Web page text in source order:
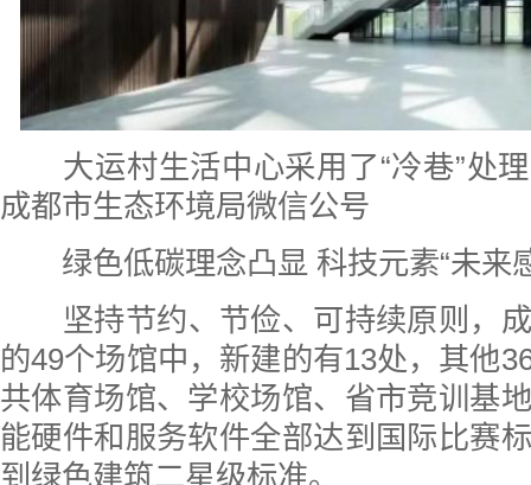
大运村生活中心采用了“冷巷”处
成都市生态环境局微信公号
绿色低碳理念凸显 科技元素“未来
坚持节约、节俭、可持续原则，
的49个场馆中，新建的有13处，其他
共体育场馆、学校场馆、省市竞训基
能硬件和服务软件全部达到国际比赛
到绿色建筑二星级标准。